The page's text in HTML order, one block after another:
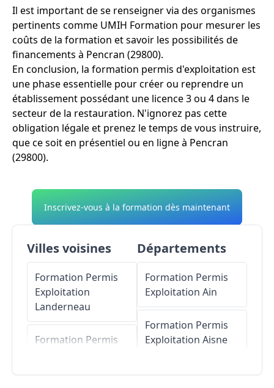
Il est important de se renseigner via des organismes
pertinents comme UMIH Formation pour mesurer les
coûts de la formation et savoir les possibilités de
financements à Pencran (29800).
En conclusion, la formation permis d'exploitation est
une phase essentielle pour créer ou reprendre un
établissement possédant une licence 3 ou 4 dans le
secteur de la restauration. N'ignorez pas cette
obligation légale et prenez le temps de vous instruire,
que ce soit en présentiel ou en ligne à Pencran
(29800).
Inscrivez-vous à la formation dès maintenant
Villes voisines
Formation Permis
Exploitation
Landerneau
Formation Permis
Départements
Formation Permis
Exploitation Ain
Formation Permis
Exploitation Aisne
Formation Permis